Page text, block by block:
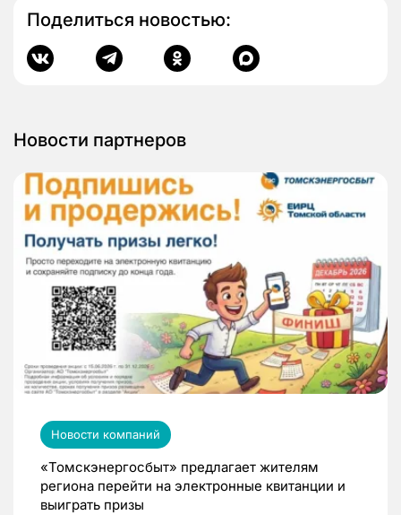
Поделиться новостью:
Новости партнеров
Новости компаний
«Томскэнергосбыт» предлагает жителям
региона перейти на электронные квитанции и
выиграть призы